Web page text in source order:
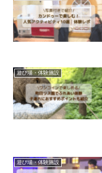
遊び場・体験施設
遊び場・体験施設